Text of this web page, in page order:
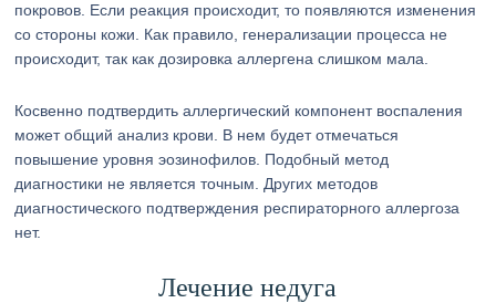
покровов. Если реакция происходит, то появляются изменения
со стороны кожи. Как правило, генерализации процесса не
происходит, так как дозировка аллергена слишком мала.
Косвенно подтвердить аллергический компонент воспаления
может общий анализ крови. В нем будет отмечаться
повышение уровня эозинофилов. Подобный метод
диагностики не является точным. Других методов
диагностического подтверждения респираторного аллергоза
нет.
Лечение недуга